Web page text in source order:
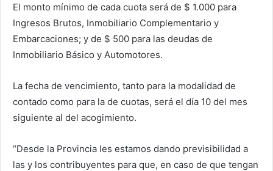
El monto mínimo de cada cuota será de $ 1.000 para
Ingresos Brutos, Inmobiliario Complementario y
Embarcaciones; y de $ 500 para las deudas de
Inmobiliario Básico y Automotores.
La fecha de vencimiento, tanto para la modalidad de
contado como para la de cuotas, será el día 10 del mes
siguiente al del acogimiento.
“Desde la Provincia les estamos dando previsibilidad a
las y los contribuyentes para que, en caso de que tengan